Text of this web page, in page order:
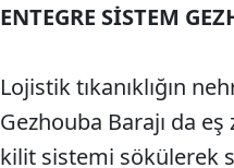
ENTEGRE SİSTEM
Lojistik tıkanıklığın
Gezhouba Barajı da
kilit sistemi sökülerek